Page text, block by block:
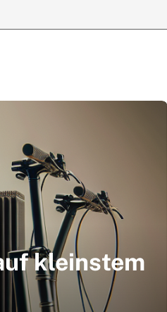
kleinstem